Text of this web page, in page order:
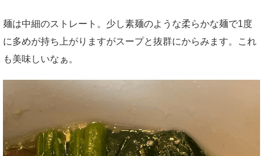
麺は中細のストレート。少し素麺のような柔らかな麺で1度
に多めが持ち上がりますがスープと抜群にからみます。これ
も美味しいなぁ。